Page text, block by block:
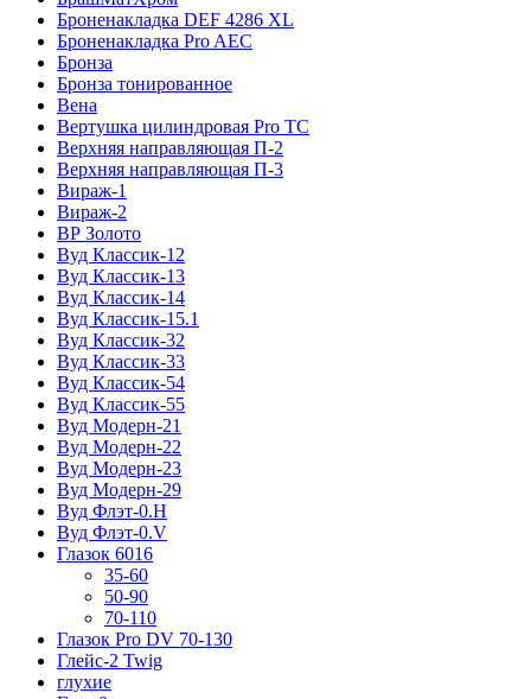
Броненакладка DEF 4286 XL
Броненакладка Pro AEC
Бронза
Бронза тонированное
Вена
Вертушка цилиндровая Pro TC
Верхняя направляющая П-2
Верхняя направляющая П-3
Вираж-1
Вираж-2
ВР Золото
Вуд Классик-12
Вуд Классик-13
Вуд Классик-14
Вуд Классик-15.1
Вуд Классик-32
Вуд Классик-33
Вуд Классик-54
Вуд Классик-55
Вуд Модерн-21
Вуд Модерн-22
Вуд Модерн-23
Вуд Модерн-29
Вуд Флэт-0.H
Вуд Флэт-0.V
Глазок 6016
35-60
50-90
70-110
Глазок Pro DV 70-130
Глейс-2 Twig
глухие